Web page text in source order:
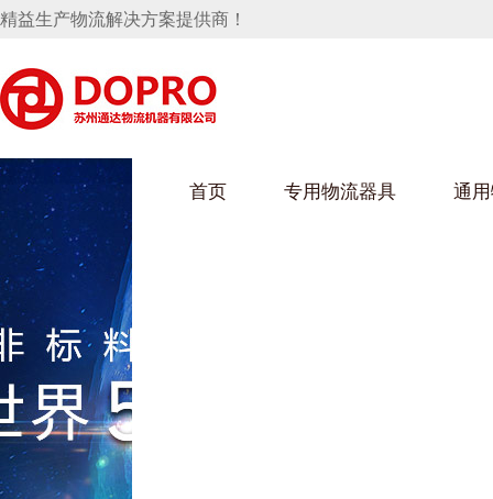
精益生产物流解决方案提供商！
首页 专用物流器具
葫芦娃下载最污架
保险杠料架
冲压件料架
仪表盘料架
架
消声器料架
通
车
桶水箱支架
行业
行业